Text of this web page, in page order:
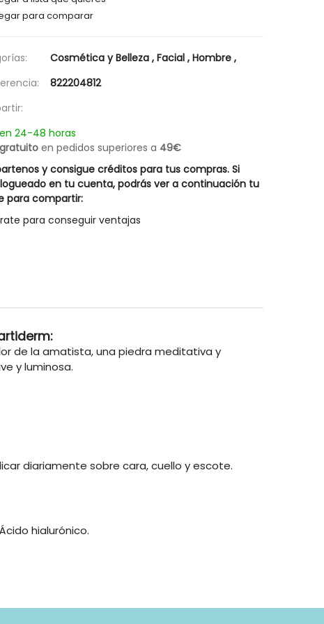
para comparar
Cosmética y Belleza , Facial , Hombre ,
822204812
24-48 horas
en pedidos superiores a 49€
y consigue créditos para tus compras. Si
en tu cuenta, podrás ver a continuación tu
para compartir:
para conseguir ventajas
de la amatista, una piedra meditativa y
y luminosa.
diariamente sobre cara, cuello y escote.
hialurónico.